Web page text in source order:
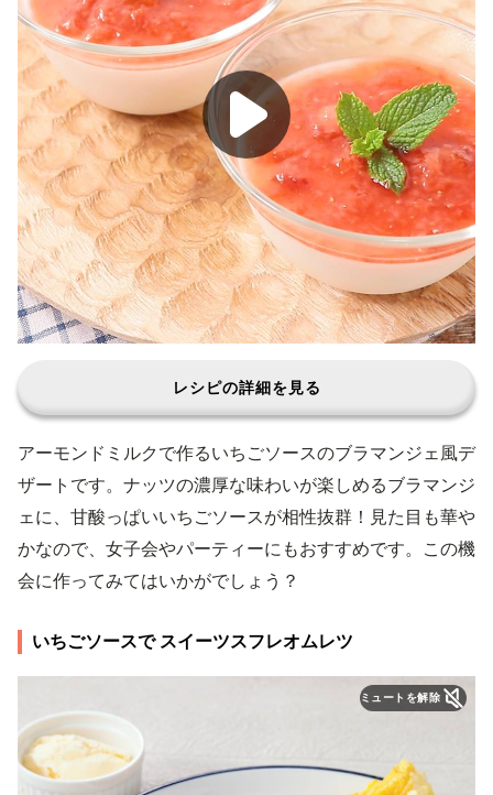
レシピの詳細を見る
アーモンドミルクで作るいちごソースのブラマンジェ風デ
ザートです。ナッツの濃厚な味わいが楽しめるブラマンジ
ェに、甘酸っぱいいちごソースが相性抜群！見た目も華や
かなので、女子会やパーティーにもおすすめです。この機
会に作ってみてはいかがでしょう？
いちごソースで スイーツスフレオムレツ
ミュートを解除